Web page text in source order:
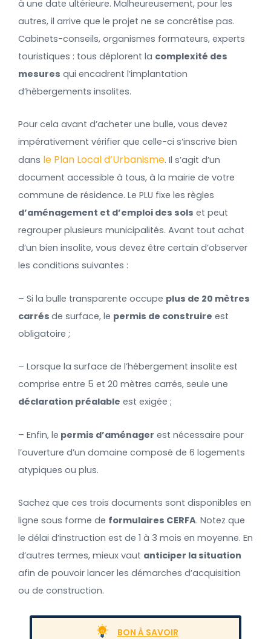
à une date ultérieure. Malheureusement, pour les
autres, il arrive que le projet ne se concrétise pas.
Cabinets-conseils, organismes formateurs, experts
touristiques : tous déplorent la complexité des
mesures qui encadrent l’implantation
d’hébergements insolites.
Pour cela avant d’acheter une bulle, vous devez
impérativement vérifier que celle-ci s’inscrive bien
dans le Plan Local d’Urbanisme. Il s’agit d’un
document accessible à tous, à la mairie de votre
commune de résidence. Le PLU fixe les règles
d’aménagement et d’emploi des sols et peut
regrouper plusieurs municipalités. Avant tout achat
d’un bien insolite, vous devez être certain d’observer
les conditions suivantes :
– Si la bulle transparente occupe plus de 20 mètres
carrés de surface, le permis de construire est
obligatoire ;
– Lorsque la surface de l’hébergement insolite est
comprise entre 5 et 20 mètres carrés, seule une
déclaration préalable est exigée ;
– Enfin, le permis d’aménager est nécessaire pour
l’ouverture d’un domaine composé de 6 logements
atypiques ou plus.
Sachez que ces trois documents sont disponibles en
ligne sous forme de formulaires CERFA. Notez que
le délai d’instruction est de 1 à 3 mois en moyenne. En
d’autres termes, mieux vaut anticiper la situation
afin de pouvoir lancer les démarches d’acquisition
ou de construction.
BON À SAVOIR